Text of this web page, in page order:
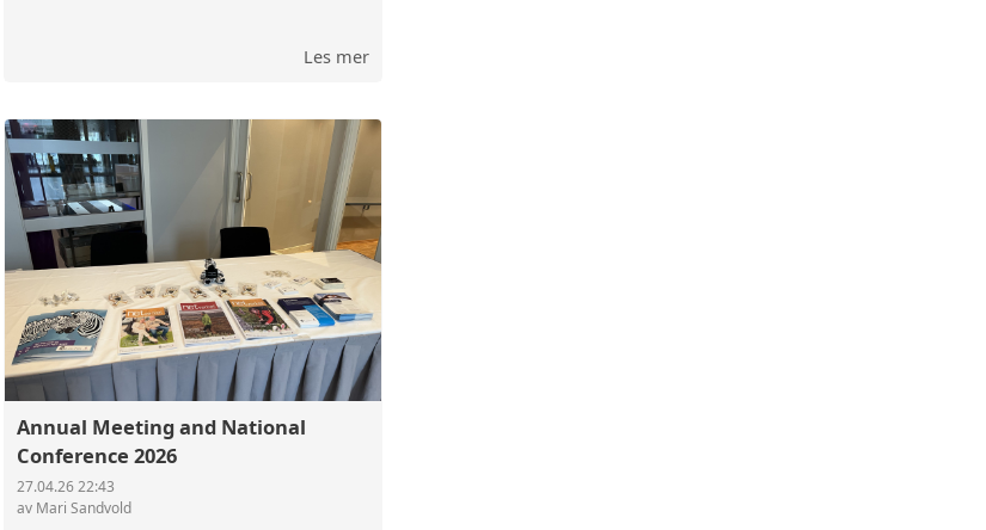
Les mer
Annual Meeting and National
Conference 2026
27.04.26 22:43
av Mari Sandvold